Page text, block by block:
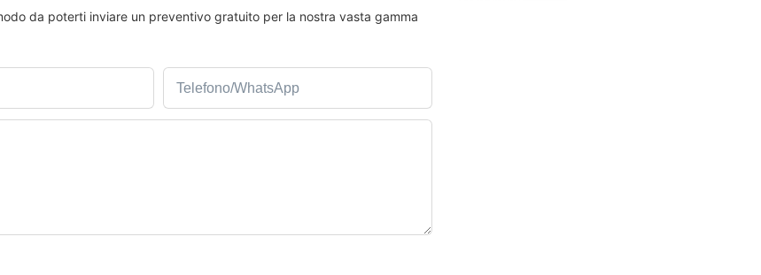
da poterti inviare un preventivo gratuito per la nostra vasta gamma
Telefono/WhatsApp